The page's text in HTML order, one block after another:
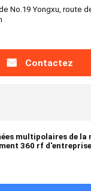
No.19 Yongxu, route
Contactez
multipolaires de la
360 rf